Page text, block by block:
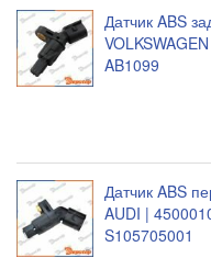
Датчик ABS
AB1099
Датчик ABS
AUDI |
S105705001